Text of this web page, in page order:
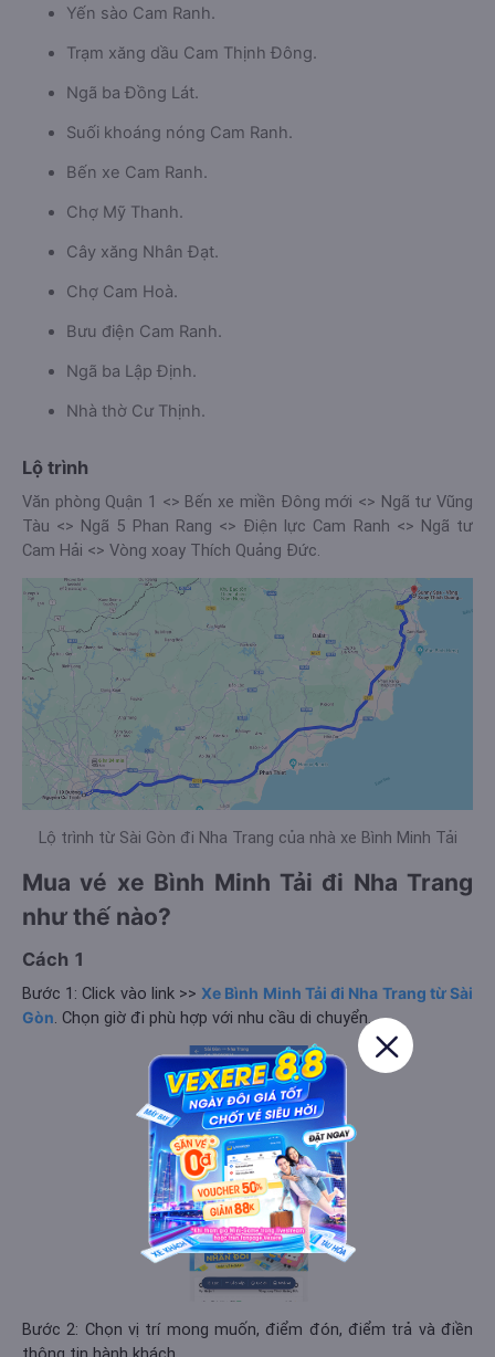
Yến sào Cam Ranh.
Trạm xăng dầu Cam Thịnh Đông.
Ngã ba Đồng Lát.
Suối khoáng nóng Cam Ranh.
Bến xe Cam Ranh.
Chợ Mỹ Thanh.
Cây xăng Nhân Đạt.
Chợ Cam Hoà.
Bưu điện Cam Ranh.
Ngã ba Lập Định.
Nhà thờ Cư Thịnh.
Lộ trình
Văn phòng Quận 1 <> Bến xe miền Đông mới <> Ngã tư Vũng
Tàu <> Ngã 5 Phan Rang <> Điện lực Cam Ranh <> Ngã tư
Cam Hải <> Vòng xoay Thích Quảng Đức.
Lộ trình từ Sài Gòn đi Nha Trang của nhà xe Bình Minh Tải
Mua vé xe Bình Minh Tải đi Nha Trang
như thế nào?
Cách 1
Bước 1: Click vào link >> Xe Bình Minh Tải đi Nha Trang từ Sài
Gòn. Chọn giờ đi phù hợp với nhu cầu di chuyển.
Bước 2: Chọn vị trí mong muốn, điểm đón, điểm trả và điền